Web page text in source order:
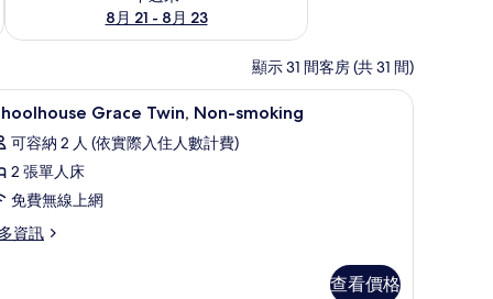
8月 21 - 8月 23
顯示 31 間客房 (共 31 間)
費無線上網 羽絨被、客房內保險箱、遮光布/窗簾、免費
3 Grace Twin, Non-smoking
可容納 2 人 (依實際入住人數計費)
2 張單人床
免費無線上網
資訊
查看價格